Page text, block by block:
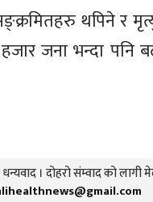
थपिने र
जना भन्दा पनि
। दोहरो संम्वाद को लागी